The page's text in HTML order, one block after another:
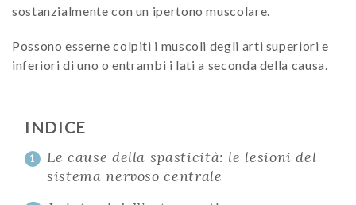
sostanzialmente con un ipertono muscolare.
Possono esserne colpiti i muscoli degli arti superiori e
inferiori di uno o entrambi i lati a seconda della causa.
INDICE
1
Le cause della spasticità: le lesioni del
sistema nervoso centrale